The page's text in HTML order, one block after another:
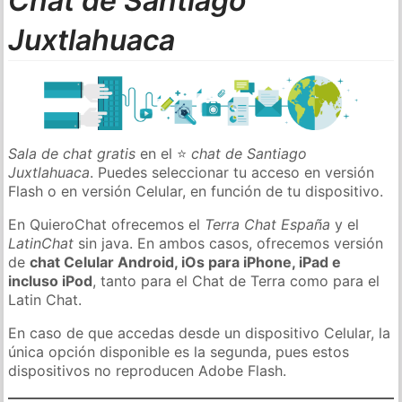
Juxtlahuaca
Sala de chat gratis en el ⭐chat de Santiago
Juxtlahuaca. Puedes seleccionar tu acceso en versión
Flash o en versión Celular, en función de tu dispositivo.
En QuieroChat ofrecemos el Terra Chat España y el
LatinChat sin java. En ambos casos, ofrecemos versión
dechat Celular Android, iOs para iPhone, iPad e
incluso iPod, tanto para el Chat de Terra como para el
Latin Chat.
En caso de que accedas desde un dispositivo Celular, la
única opción disponible es la segunda, pues estos
dispositivos no reproducen Adobe Flash.